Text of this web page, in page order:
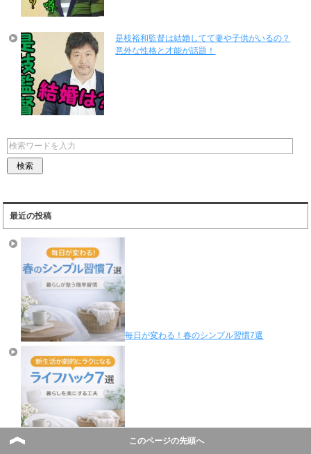
是枝裕和監督は結婚してて妻や子供がいるの？
意外な性格と才能が話題！
最近の投稿
毎日が変わる！春のシンプル習慣7選
新生活が劇的にラクになるライフハック7選
このページの先頭へ